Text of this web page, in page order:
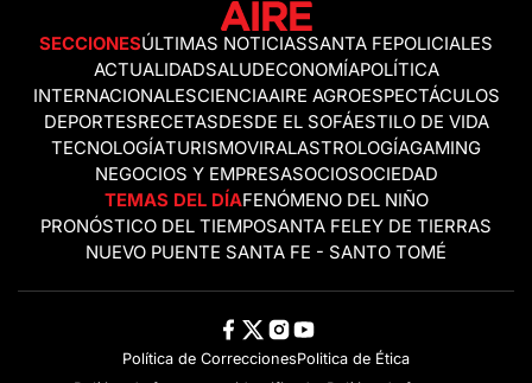
SECCIONESÚLTIMAS NOTICIASSANTA FEPOLICIALES
ACTUALIDADSALUDECONOMÍAPOLÍTICA
INTERNACIONALESCIENCIAAIRE AGROESPECTÁCULOS
DEPORTESRECETASDESDE EL SOFÁESTILO DE VIDA
TECNOLOGÍATURISMOVIRALASTROLOGÍAGAMING
NEGOCIOS Y EMPRESASOCIOSOCIEDAD
TEMAS DEL DÍAFENÓMENO DEL NIÑO
PRONÓSTICO DEL TIEMPOSANTA FELEY DE TIERRAS
NUEVO PUENTE SANTA FE - SANTO TOMÉ
Política de CorreccionesPolitica de Ética